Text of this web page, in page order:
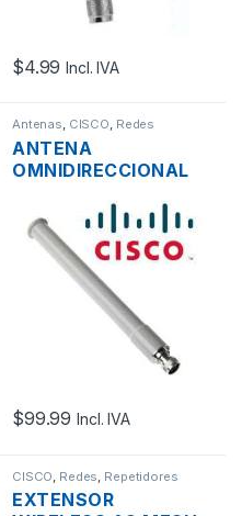
$4.99 Incl. IVA
Antenas, CISCO, Redes
ANTENA
OMNIDIRECCIONAL
ANT2547VG-N DUAL
BAND 5/7DBI
2.4/5GHZ
$99.99 Incl. IVA
CISCO Redes Repetidores
EXTENSOR